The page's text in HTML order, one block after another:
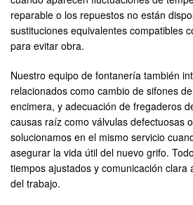
reparable o los repuestos no están
sustituciones equivalentes compatibles
para evitar obra.
Nuestro equipo de fontanería también
relacionados como cambio de sifones
encimera, y adecuación de fregaderos
causas raíz como válvulas defectuosas
solucionamos en el mismo servicio
asegurar la vida útil del nuevo grifo.
tiempos ajustados y comunicación clara
del trabajo.